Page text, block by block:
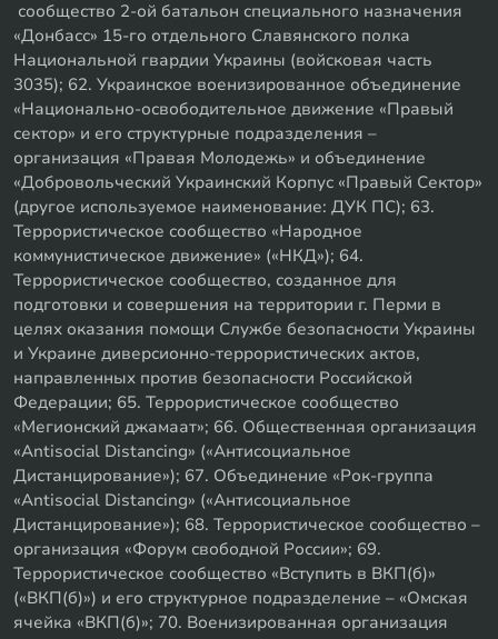
сообщество 2-ой батальон специального назначения
«Донбасс» 15-го отдельного Славянского полка
Национальной гвардии Украины (войсковая часть
3035); 62. Украинское военизированное объединение
«Национально-освободительное движение «Правый
сектор» и его структурные подразделения –
организация «Правая Молодежь» и объединение
«Добровольческий Украинский Корпус «Правый Сектор»
(другое используемое наименование: ДУК ПС); 63.
Террористическое сообщество «Народное
коммунистическое движение» («НКД»); 64.
Террористическое сообщество, созданное для
подготовки и совершения на территории г. Перми в
целях оказания помощи Службе безопасности Украины
и Украине диверсионно-террористических актов,
направленных против безопасности Российской
Федерации; 65. Террористическое сообщество
«Мегионский джамаат»; 66. Общественная организация
«Antisocial Distancing» («Антисоциальное
Дистанцирование»); 67. Объединение «Рок-группа
«Antisocial Distancing» («Антисоциальное
Дистанцирование»); 68. Террористическое сообщество –
организация «Форум свободной России»; 69.
Террористическое сообщество «Вступить в ВКП(б)»
(«ВКП(б)») и его структурное подразделение – «Омская
ячейка «ВКП(б)»; 70. Военизированная организация